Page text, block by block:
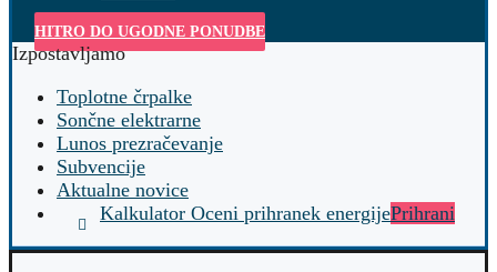
HITRO DO UGODNE PONUDBE
Izpostavljamo
Toplotne črpalke
Sončne elektrarne
Lunos prezračevanje
Subvencije
Aktualne novice
Kalkulator Oceni prihranek energijePrihrani